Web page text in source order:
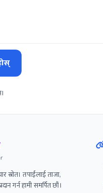
स्रोत। तपाईंलाई ताजा,
गर्न हामी समर्पित छौं।